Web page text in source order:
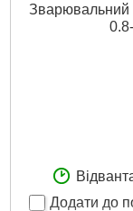
Зварювальний
Додати до